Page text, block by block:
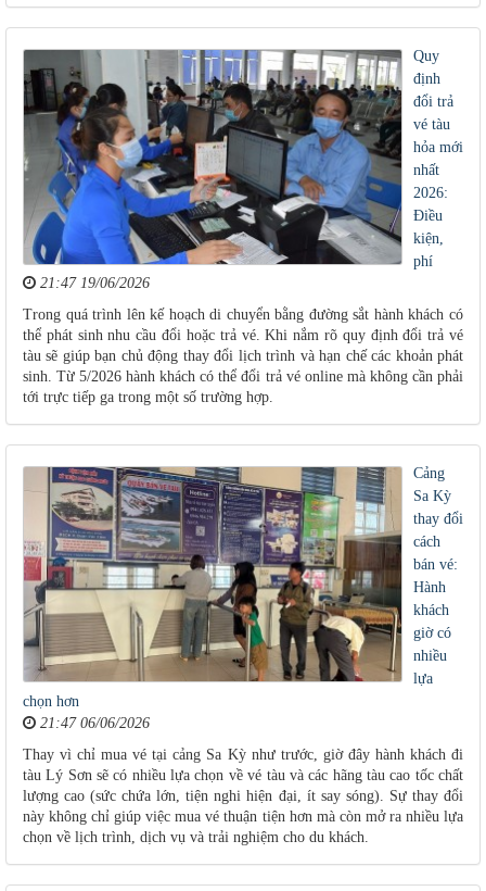
Quy
định
đổi trả
vé tàu
hỏa mới
nhất
2026:
Điều
kiện,
phí
21:47 19/06/2026
Trong quá trình lên kế hoạch di chuyển bằng đường sắt hành khách có
thể phát sinh nhu cầu đổi hoặc trả vé. Khi nắm rõ quy định đổi trả vé
tàu sẽ giúp bạn chủ động thay đổi lịch trình và hạn chế các khoản phát
sinh. Từ 5/2026 hành khách có thể đổi trả vé online mà không cần phải
tới trực tiếp ga trong một số trường hợp.
Cảng
Sa Kỳ
thay đổi
cách
bán vé:
Hành
khách
giờ có
nhiều
lựa
chọn hơn
21:47 06/06/2026
Thay vì chỉ mua vé tại cảng Sa Kỳ như trước, giờ đây hành khách đi
tàu Lý Sơn sẽ có nhiều lựa chọn về vé tàu và các hãng tàu cao tốc chất
lượng cao (sức chứa lớn, tiện nghi hiện đại, ít say sóng). Sự thay đổi
này không chỉ giúp việc mua vé thuận tiện hơn mà còn mở ra nhiều lựa
chọn về lịch trình, dịch vụ và trải nghiệm cho du khách.